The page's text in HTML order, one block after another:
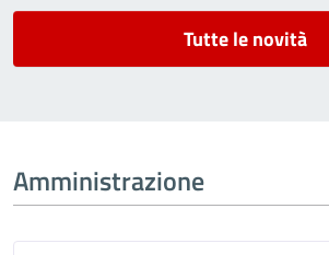
Tutte le novità
Amministrazione